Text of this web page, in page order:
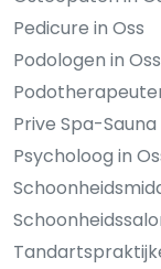
Pedicure in Oss
Podologen in Oss
Prive Spa-Sauna
Psycholoog in